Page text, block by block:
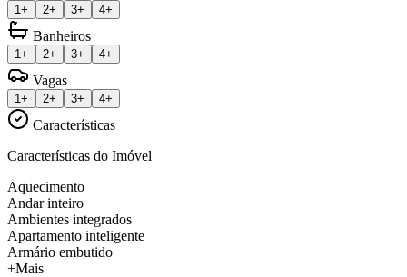
1+ 2+ 3+ 4+
Banheiros
1+ 2+ 3+ 4+
Vagas
1+ 2+ 3+ 4+
Características
Características do Imóvel
Aquecimento
Andar inteiro
Ambientes integrados
Apartamento inteligente
Armário embutido
+Mais